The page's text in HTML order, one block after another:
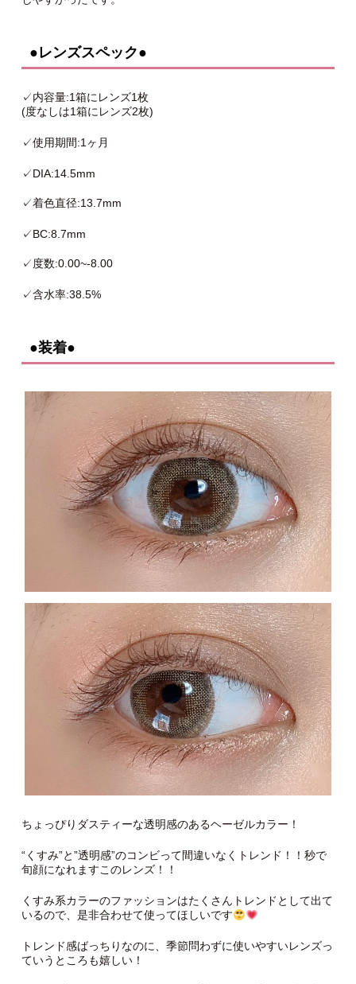
●レンズスペック●
✓内容量:1箱にレンズ1枚
(度なしは1箱にレンズ2枚)
✓使用期間:1ヶ月
✓DIA:14.5mm
✓着色直径:13.7mm
✓BC:8.7mm
✓度数:0.00~-8.00
✓含水率:38.5%
●装着●
ちょっぴりダスティーな透明感のあるヘーゼルカラー！
“くすみ”と”透明感”のコンビって間違いなくトレンド！！秒で
旬顔になれますこのレンズ！！
くすみ系カラーのファッションはたくさんトレンドとして出て
いるので、是非合わせて使ってほしいです
トレンド感ばっちりなのに、季節問わずに使いやすいレンズっ
ていうところも嬉しい！